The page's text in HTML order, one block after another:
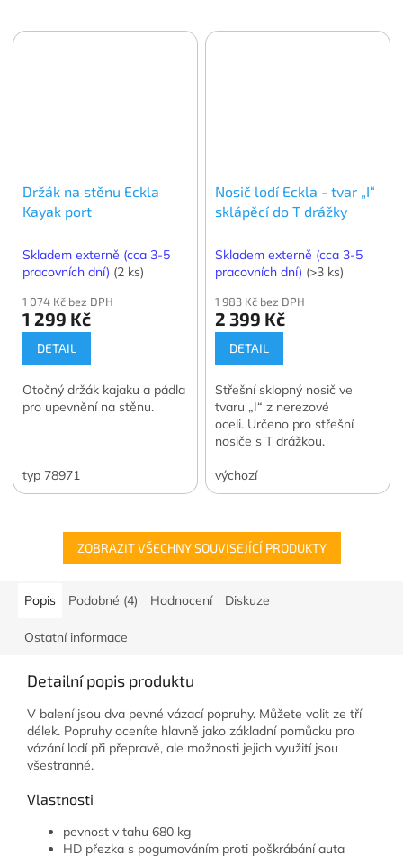
Držák na stěnu Eckla
Kayak port
Skladem externě (cca 3-5
pracovních dní) (2 ks)
1 074 Kč bez DPH
1 299 Kč
DETAIL
Otočný držák kajaku a pádla
pro upevnění na stěnu.
typ 78971
Nosič lodí Eckla - tvar „I“
sklápěcí do T drážky
Skladem externě (cca 3-5
pracovních dní) (>3 ks)
1 983 Kč bez DPH
2 399 Kč
DETAIL
Střešní sklopný nosič ve
tvaru „I“ z nerezové
oceli. Určeno pro střešní
nosiče s T drážkou.
výchozí
ZOBRAZIT VŠECHNY SOUVISEJÍCÍ PRODUKTY
Popis Podobné (4) Hodnocení Diskuze
Ostatní informace
Detailní popis produktu
V balení jsou dva pevné vázací popruhy. Můžete volit ze tří
délek. Popruhy oceníte hlavně jako základní pomůcku pro
vázání lodí při přepravě, ale možnosti jejich využití jsou
všestranné.
Vlastnosti
pevnost v tahu 680 kg
HD přezka s pogumováním proti poškrábání auta